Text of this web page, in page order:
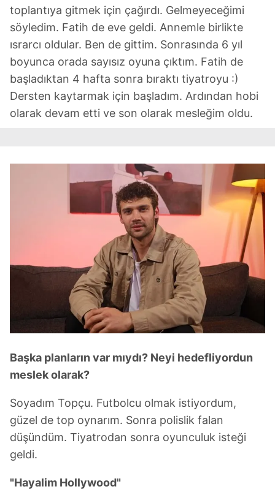
toplantıya gitmek için çağırdı. Gelmeyeceğimi
söyledim. Fatih de eve geldi. Annemle birlikte
ısrarcı oldular. Ben de gittim. Sonrasında 6 yıl
boyunca orada sayısız oyuna çıktım. Fatih de
başladıktan 4 hafta sonra bıraktı tiyatroyu :)
Dersten kaytarmak için başladım. Ardından hobi
olarak devam etti ve son olarak mesleğim oldu.
Başka planların var mıydı? Neyi hedefliyordun
meslek olarak?
Soyadım Topçu. Futbolcu olmak istiyordum,
güzel de top oynarım. Sonra polislik falan
düşündüm. Tiyatrodan sonra oyunculuk isteği
geldi.
"Hayalim Hollywood"